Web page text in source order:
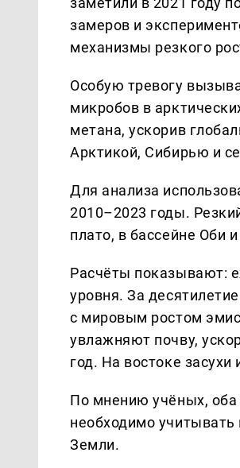
замеров и
механизмы резкого
Особую тревогу
микробов в
метана, ускорив
Арктикой, Сибирью и
Для анализа
2010–2023 годы.
плато, в бассейне Оби
Расчёты показывают:
уровня. За
с мировым ростом
увлажняют почву,
год. На востоке
По мнению учёных, оба
необходимо учитывать
Земли.